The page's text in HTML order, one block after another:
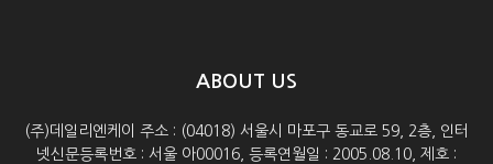
ABOUT US
(주)데일리엔케이 주소 : (04018) 서울시 마포구 동교로 59, 2층, 인터
넷신문등록번호 : 서울 아00016, 등록연월일 : 2005.08.10, 제호 :